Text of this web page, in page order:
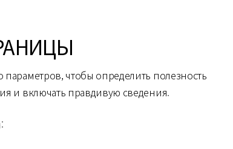
чтобы определить полезность
и включать правдивую сведения.